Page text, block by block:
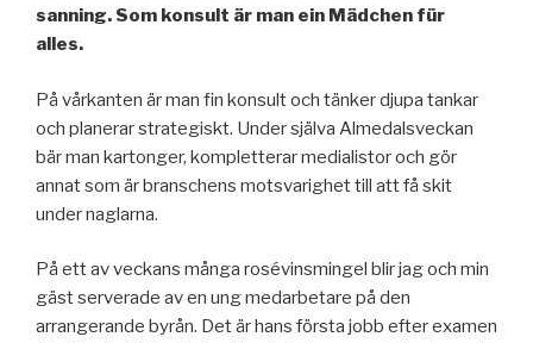
sanning. Som konsult är man ein Mädchen für
alles.
På vårkanten är man fin konsult och tänker djupa tankar
och planerar strategiskt. Under själva Almedalsveckan
bär man kartonger, kompletterar medialistor och gör
annat som är branschens motsvarighet till att få skit
under naglarna.
På ett av veckans många rosévinsmingel blir jag och min
gäst serverade av en ung medarbetare på den
arrangerande byrån. Det är hans första jobb efter examen